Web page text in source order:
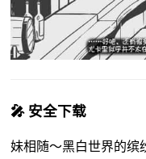
🎤 安全下载
妹相随～黑白世界的缤